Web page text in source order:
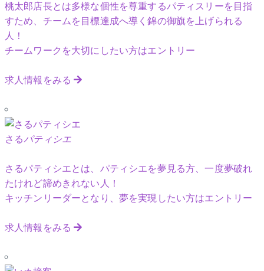
桃太郎店長とは多様な個性を尊重するパティスリーを目指
すため、チームを目標達成へ導く錦の御旗を上げられる
人！
チームワークを大切にしたい方はエントリー
求人情報をみる
さるパティシエ
さるパティシエとは、パティシエを夢見る方、一度夢破れ
たけれど諦めきれない人！
キッチンリーダーとなり、夢を実現したい方はエントリー
求人情報をみる